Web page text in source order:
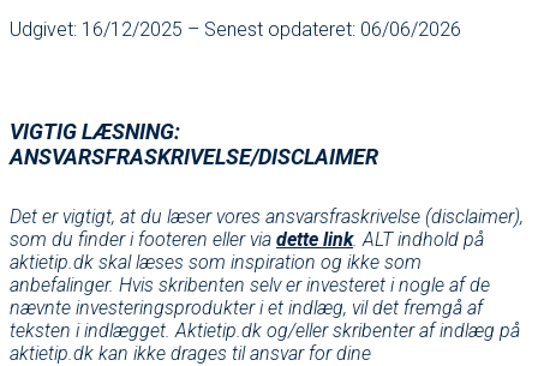
Udgivet: 16/12/2025 – Senest opdateret: 06/06/2026
VIGTIG LÆSNING:
ANSVARSFRASKRIVELSE/DISCLAIMER
Det er vigtigt, at du læser vores ansvarsfraskrivelse (disclaimer),
som du finder i footeren eller via dette link. ALT indhold på
aktietip.dk skal læses som inspiration og ikke som
anbefalinger. Hvis skribenten selv er investeret i nogle af de
nævnte investeringsprodukter i et indlæg, vil det fremgå af
teksten i indlægget. Aktietip.dk og/eller skribenter af indlæg på
aktietip.dk kan ikke drages til ansvar for dine